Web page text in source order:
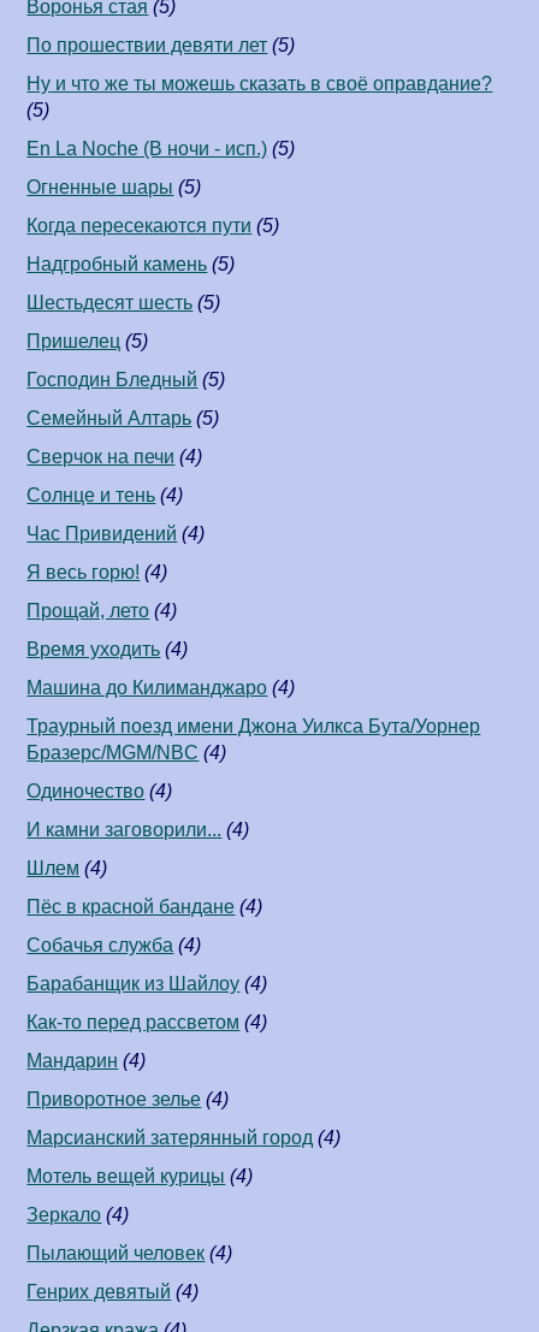
Воронья стая (5)
По прошествии девяти лет (5)
Ну и что же ты можешь сказать в своё оправдание?
(5)
En La Noche (В ночи - исп.) (5)
Огненные шары (5)
Когда пересекаются пути (5)
Надгробный камень (5)
Шестьдесят шесть (5)
Пришелец (5)
Господин Бледный (5)
Семейный Алтарь (5)
Сверчок на печи (4)
Солнце и тень (4)
Час Привидений (4)
Я весь горю! (4)
Прощай, лето (4)
Время уходить (4)
Машина до Килиманджаро (4)
Траурный поезд имени Джона Уилкса Бута/Уорнер
Бразерс/MGM/NBC (4)
Одиночество (4)
И камни заговорили... (4)
Шлем (4)
Пёс в красной бандане (4)
Собачья служба (4)
Барабанщик из Шайлоу (4)
Как-то перед рассветом (4)
Мандарин (4)
Приворотное зелье (4)
Марсианский затерянный город (4)
Мотель вещей курицы (4)
Зеркало (4)
Пылающий человек (4)
Генрих девятый (4)